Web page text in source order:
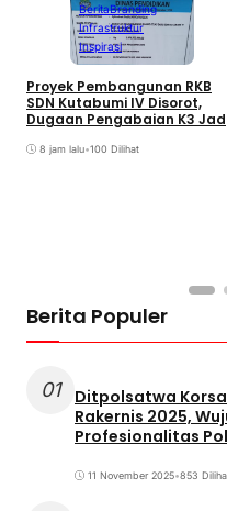
BeritaBranding
Infrastruktur
Inspirasi
Proyek Pembangunan RKB
SDN Kutabumi IV Disorot,
Dugaan Pengabaian K3
8 jam lalu•100 Dilihat
Berita Populer
01
Ditpolsatwa
Rakernis 2025,
Profesionalitas
11 November 2025•853